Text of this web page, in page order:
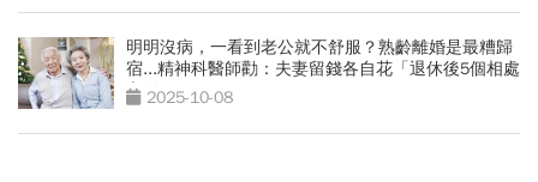
明明沒病，一看到老公就不舒服？熟齡離婚是最糟歸
宿...精神科醫師勸：夫妻留錢各自花「退休後5個相處
之道」
2025-10-08